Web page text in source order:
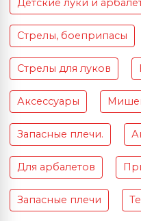
Детские луки и
Стрелы, боеприпасы
Стрелы для луков
Аксессуары
Запасные плечи.
Для арбалетов
Запасные плечи